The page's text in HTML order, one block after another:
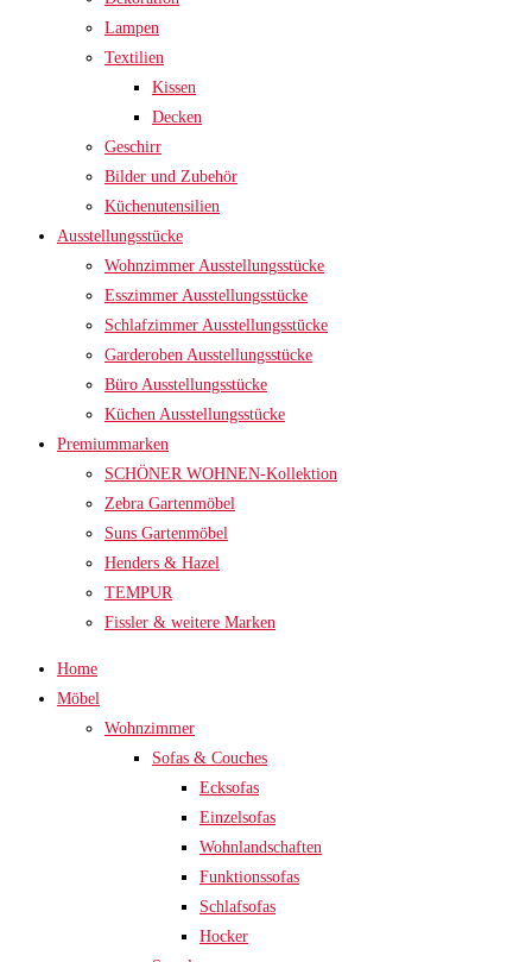
Lampen
Textilien
Kissen
Decken
Geschirr
Bilder und Zubehör
Küchenutensilien
Ausstellungsstücke
Wohnzimmer Ausstellungsstücke
Esszimmer Ausstellungsstücke
Schlafzimmer Ausstellungsstücke
Garderoben Ausstellungsstücke
Büro Ausstellungsstücke
Küchen Ausstellungsstücke
Premiummarken
SCHÖNER WOHNEN-Kollektion
Zebra Gartenmöbel
Suns Gartenmöbel
Henders & Hazel
TEMPUR
Fissler & weitere Marken
Home
Möbel
Wohnzimmer
Sofas & Couches
Ecksofas
Einzelsofas
Wohnlandschaften
Funktionssofas
Schlafsofas
Hocker